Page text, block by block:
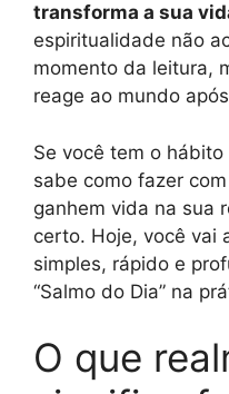
transforma a sua
espiritualidade não
momento da leitura,
reage ao mundo
Se você tem o
sabe como fazer
ganhem vida na sua
certo. Hoje, você vai
simples, rápido e
“Salmo do Dia” na
O que